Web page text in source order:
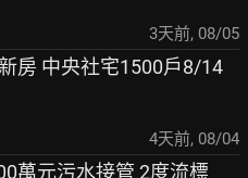
3天前, 08/05
房 中央社宅1500戶8/14
4天前, 08/04
萬元污水接管 2度流標